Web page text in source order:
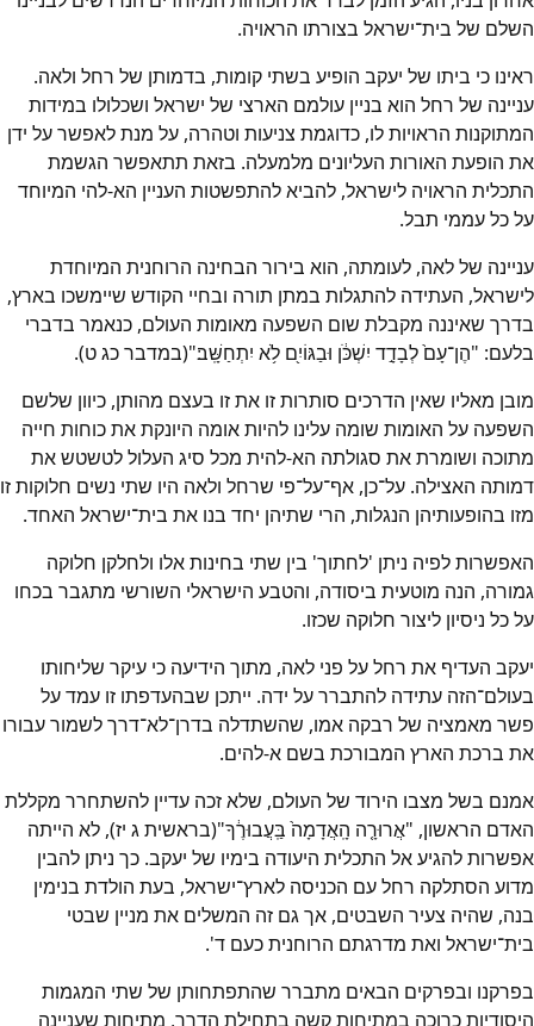
השלם של בית־ישראל בצורתו הראויה.
ראינו כי ביתו של יעקב הופיע בשתי קומות, בדמותן של רחל ולאה.
עניינה של רחל הוא בניין עולמם הארצי של ישראל ושכלולו במידות
המתוקנות הראויות לו, כדוגמת צניעות וטהרה, על מנת לאפשר על ידן
את הופעת האורות העליונים מלמעלה. בזאת תתאפשר הגשמת
התכלית הראויה לישראל, להביא להתפשטות העניין הא-להי המיוחד
על כל עממי תבל.
עניינה של לאה, לעומתה, הוא בירור הבחינה הרוחנית המיוחדת
לישראל, העתידה להתגלות במתן תורה ובחיי הקודש שיימשכו בארץ,
בדרך שאיננה מקבלת שום השפעה מאומות העולם, כנאמר בדברי
בלעם: "הֶן־עָם֙ לְבָדָ֣ד יִשְׁכֹּ֔ן וּבַגּוֹיִ֖ם לֹ֥א יִתְחַשָּֽׁב׃"(במדבר כג ט).
מובן מאליו שאין הדרכים סותרות זו את זו בעצם מהותן, כיוון שלשם
השפעה על האומות שומה עלינו להיות אומה היונקת את כוחות חייה
מתוכה ושומרת את סגולתה הא-להית מכל סיג העלול לטשטש את
דמותה האצילה. על־כן, אף־על־פי שרחל ולאה היו שתי נשים חלוקות זו
מזו בהופעותיהן הנגלות, הרי שתיהן יחד בנו את בית־ישראל האחד.
האפשרות לפיה ניתן 'לחתוך' בין שתי בחינות אלו ולחלקן חלוקה
גמורה, הנה מוטעית ביסודה, והטבע הישראלי השורשי מתגבר בכחו
על כל ניסיון ליצור חלוקה שכזו.
יעקב העדיף את רחל על פני לאה, מתוך הידיעה כי עיקר שליחותו
בעולם־הזה עתידה להתברר על ידה. ייתכן שבהעדפתו זו עמד על
פשר מאמציה של רבקה אמו, שהשתדלה בדרן־לא־דרך לשמור עבורו
את ברכת הארץ המבורכת בשם א-להים.
אמנם בשל מצבו הירוד של העולם, שלא זכה עדיין להשתחרר מקללת
האדם הראשון, "אֲרוּרָ֤ה הָֽאֲדָמָה֙ בַּֽעֲבוּרֶ֔ךָ"(בראשית ג יז), לא הייתה
אפשרות להגיע אל התכלית היעודה בימיו של יעקב. כך ניתן להבין
מדוע הסתלקה רחל עם הכניסה לארץ־ישראל, בעת הולדת בנימין
בנה, שהיה צעיר השבטים, אך גם זה המשלים את מניין שבטי
בית־ישראל ואת מדרגתם הרוחנית כעם ד'.
בפרקנו ובפרקים הבאים מתברר שהתפתחותן של שתי המגמות
היסודיות כרוכה במתיחות קשה בתחילת הדרך, מתיחות שעניינה